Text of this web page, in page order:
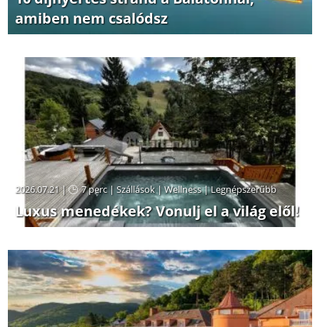
amiben nem csalódsz
2026.07.21 | 7 perc|Szállások|Wellness|Legnépszerűbb
Luxus menedékek? Vonulj el a világ elől!